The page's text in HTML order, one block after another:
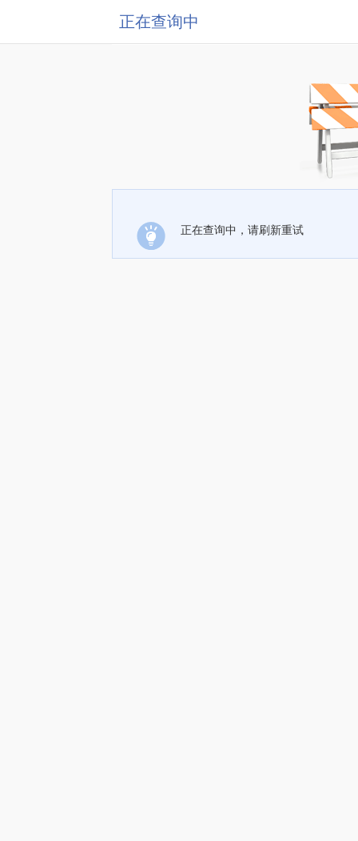
正在查询中
正在查询中，请刷新重试